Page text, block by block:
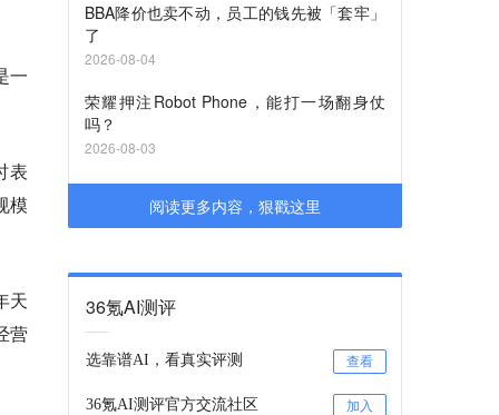
一
表
模
天
营
BBA降价也卖不动，员工的钱先被「套牢」
了
2026-08-04
荣耀押注Robot Phone，能打一场翻身仗
吗？
2026-08-03
阅读更多内容，狠戳这里
36氪AI测评
选靠谱AI，看真实评测 查看
36氪AI测评官方交流社区 加入